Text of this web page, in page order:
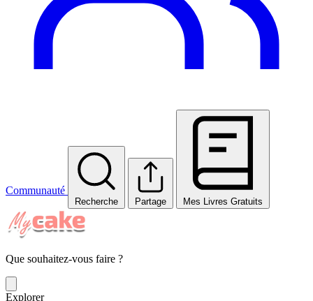
Communauté
Recherche Partage Mes Livres Gratuits
Que souhaitez-vous faire ?
Explorer